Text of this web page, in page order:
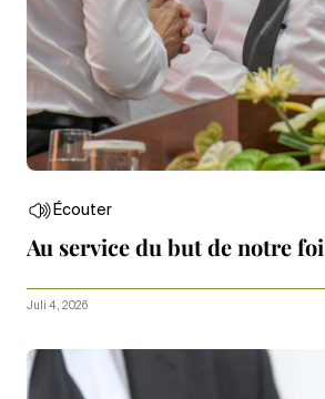
Écouter
Au service du but de notre foi
Juli 4, 2026